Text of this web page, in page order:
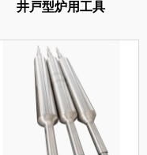
井戸型炉用工具